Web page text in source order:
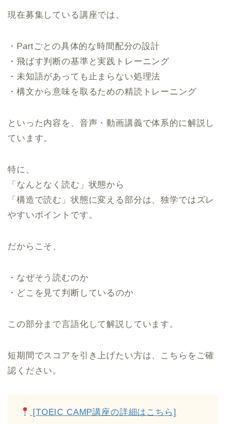
現在募集している講座では、
・Partごとの具体的な時間配分の設計
・飛ばす判断の基準と実践トレーニング
・未知語があっても止まらない処理法
・構文から意味を取るための精読トレーニング
といった内容を、音声・動画講義で体系的に解説し
ています。
特に、
「なんとなく読む」状態から
「構造で読む」状態に変える部分は、独学ではズレ
やすいポイントです。
だからこそ、
・なぜそう読むのか
・どこを見て判断しているのか
この部分まで言語化して解説しています。
短期間でスコアを引き上げたい方は、こちらをご確
認ください。
[TOEIC CAMP講座の詳細はこちら]